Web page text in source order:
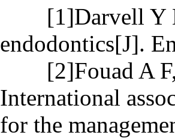
[1]Darvell Y L,
endodontics[J].
[2]Fouad A F,
International
for the